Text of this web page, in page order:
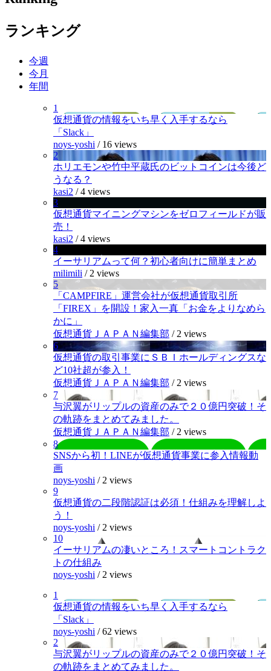
ランキング
今週
今月
年間
1
仮想通貨の情報をいち早く入手するなら
「Slack」
noys-yoshi / 16 views
2
ホリエモンや竹中平蔵氏のビットコインは今後ど
うなる？
kasi2 /4 views
3
仮想通貨マイニングマシンをゼロフィールドが販
売！
kasi2 /4 views
4
イーサリアムって何？初心者向けに簡単まとめ
milimili / 2 views
5
「CAMPFIRE」運営会社が仮想通貨取引所
「FIREX」を開設！家入一真「お金をよりなめら
かに」
仮想通貨ＪＡＰＡＮ編集部 / 2 views
6
仮想通貨の取引事業にＳＢＩホールディングスな
ど10社超が参入！
仮想通貨ＪＡＰＡＮ編集部 / 2 views
7
与沢翼がリップルの資産のみで２０億円突破！そ
の軌跡をまとめてみました。
仮想通貨ＪＡＰＡＮ編集部 / 2 views
8
SNSから初！LINEが仮想通貨事業に参入情報動
画
noys-yoshi / 2 views
9
仮想通貨の二段階認証は必須！仕組みを理解しよ
う！
noys-yoshi / 2 views
10
イーサリアムの凄いところ！スマートコントラク
トの仕組み
noys-yoshi / 2 views
1
仮想通貨の情報をいち早く入手するなら
「Slack」
noys-yoshi /62 views
2
与沢翼がリップルの資産のみで２０億円突破！そ
の軌跡をまとめてみました。